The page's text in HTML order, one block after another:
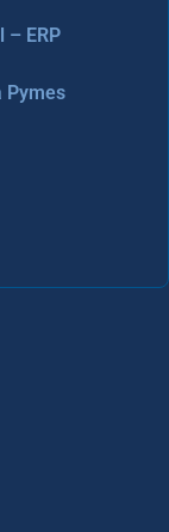
– ERP
Pymes